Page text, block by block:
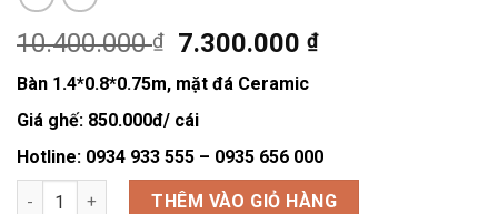
10.400.000₫
Giá
gốc
là:
10.400.000 ₫.
7.300.000₫Giá
7.300.000 ₫.
Bàn 1.4*0.8*0.75m, mặt đá Ceramic
Giá ghế: 850.000đ/ cái
Hotline: 0934 933 555 – 0935 656 000
Bàn ghế ăn cao cấp B002 số lượng
THÊM VÀO GIỎ HÀNG